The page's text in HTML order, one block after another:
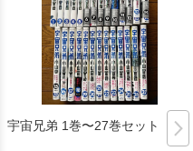
宇宙兄弟 1巻〜27巻セット